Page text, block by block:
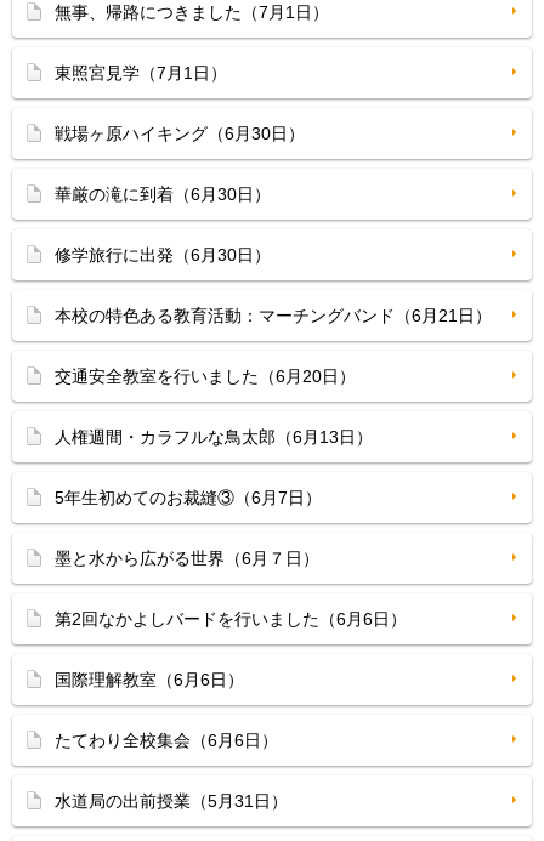
無事、帰路につきました（7月1日）
東照宮見学（7月1日）
戦場ヶ原ハイキング（6月30日）
華厳の滝に到着（6月30日）
修学旅行に出発（6月30日）
本校の特色ある教育活動：マーチングバンド（6月21日）
交通安全教室を行いました（6月20日）
人権週間・カラフルな鳥太郎（6月13日）
5年生初めてのお裁縫③（6月7日）
墨と水から広がる世界（6月７日）
第2回なかよしバードを行いました（6月6日）
国際理解教室（6月6日）
たてわり全校集会（6月6日）
水道局の出前授業（5月31日）